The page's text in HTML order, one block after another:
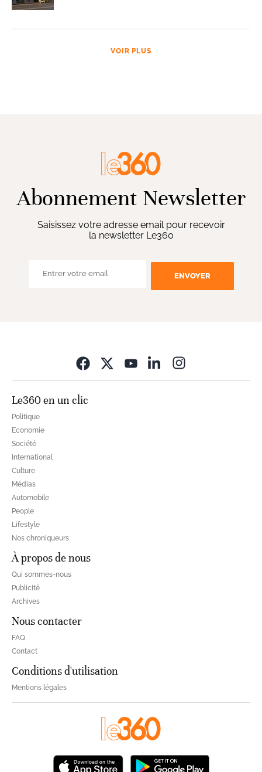
VOIR PLUS
Abonnement Newsletter
Saisissez votre adresse email pour recevoir
la newsletter Le360
ENVOYER
Le360 en un clic
Politique
Economie
Société
International
Culture
Médias
Automobile
People
Lifestyle
Nos chroniqueurs
À propos de nous
Qui sommes-nous
Publicité
Archives
Nous contacter
FAQ
Contact
Conditions d'utilisation
Mentions légales